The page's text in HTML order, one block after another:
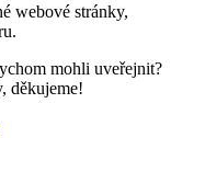
webové stránky,
mohli uveřejnit?
děkujeme!